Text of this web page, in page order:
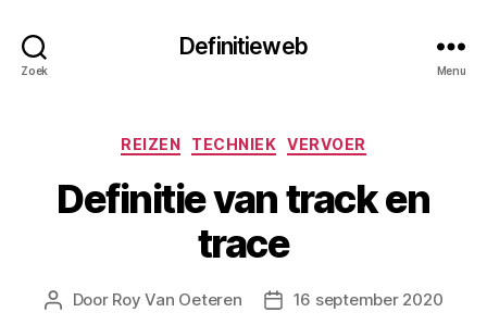
Zoek
Definitieweb
Menu
Categorieën
REIZEN TECHNIEK VERVOER
Definitie van track en
trace
Berichtauteur
Door Roy Van Oeteren Berichtdatum
16 september 2020